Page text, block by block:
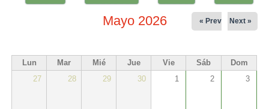
Mayo 2026 « Prev Next »
Lun Mar Mié Jue Vie Sáb
Dom
27
28 29 30 1 2 3